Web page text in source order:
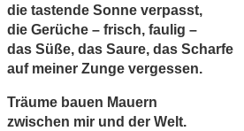
die tastende Sonne verpasst,
die Gerüche – frisch, faulig –
das Süße, das Saure, das Scharfe
auf meiner Zunge vergessen.
Träume bauen Mauern
zwischen mir und der Welt.